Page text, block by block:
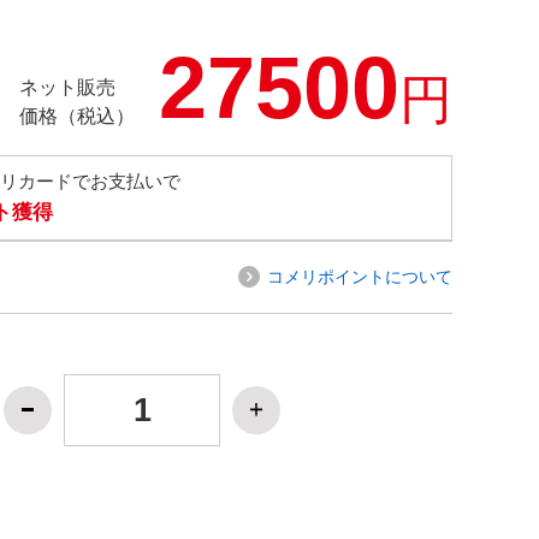
ネット販売
価格（税込）
27500円
カードでお支払いで
獲得
コメリポイントについて